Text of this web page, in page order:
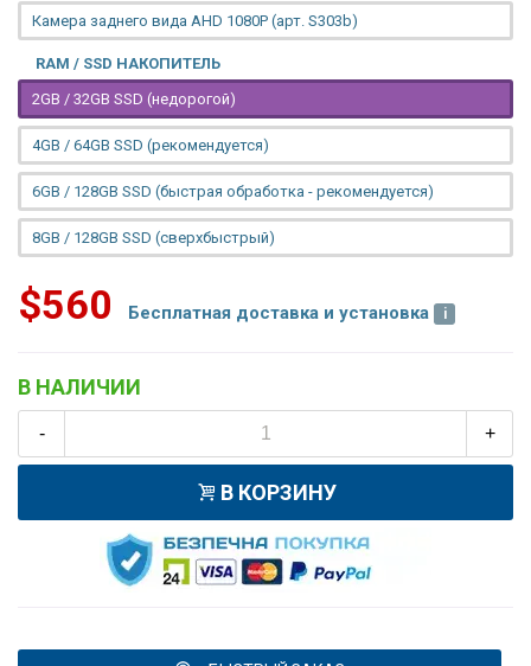
Камера заднего вида AHD 1080P (арт. S303b)
RAM / SSD НАКОПИТЕЛЬ
2GB / 32GB SSD (недорогой)
4GB / 64GB SSD (рекомендуется)
6GB / 128GB SSD (быстрая обработка - рекомендуется)
8GB / 128GB SSD (сверхбыстрый)
$560 Бесплатная доставка и установка
В НАЛИЧИИ
- +
В КОРЗИНУ